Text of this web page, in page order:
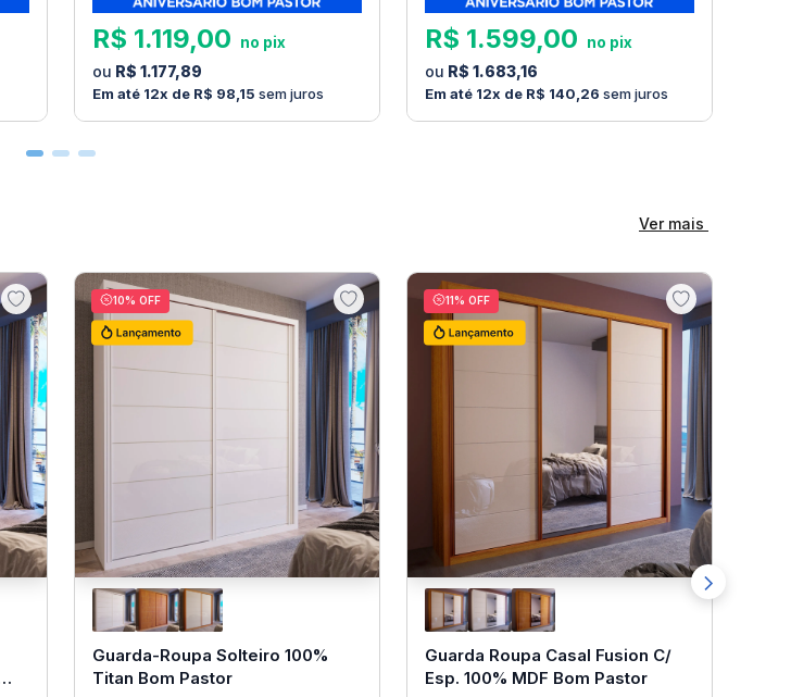
R$ 1.119,00
R$ 1.177,89
12 R$ 98 15 sem juros
R$ 1.599,00
R$ 1.683,16
12 R$ 140 26 sem juros
Ver mais
10% OFF
Guarda-Roupa Solteiro 100%
Titan Bom Pastor
11% OFF
Guarda Roupa Casal Fusion C/
Esp. 100% MDF Bom Pastor